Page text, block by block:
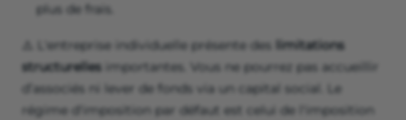
plus de frais.
⚠️ L'entreprise individuelle présente des limitations
structurelles importantes. Vous ne pourrez pas accueillir
d’associés ni lever de fonds via un capital social. Le
régime d'imposition par défaut est celui de l'imposition